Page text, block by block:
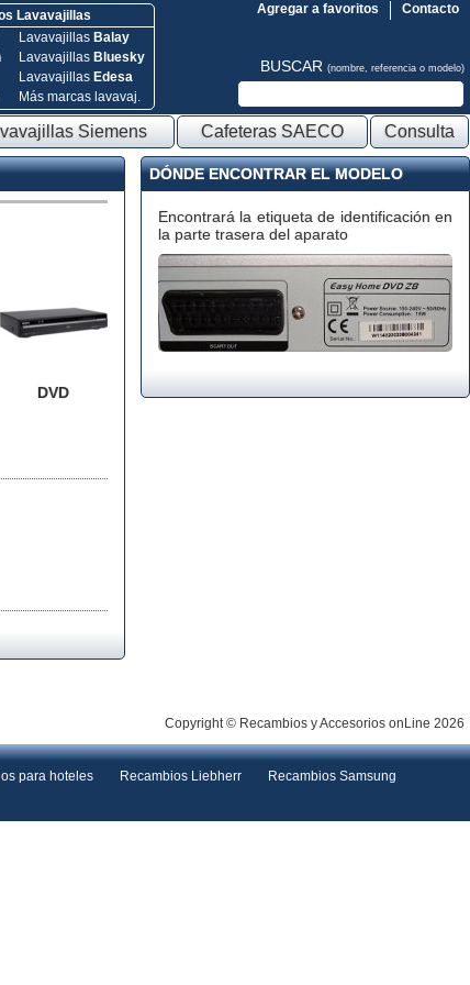
Lavavajillas
Lavavajillas Balay
Lavavajillas Bluesky
Lavavajillas Edesa
Más marcas lavavaj.
Contacto
Agregar a favoritos
BUSCAR (nombre, referencia o modelo)
Siemens Cafeteras SAECO Consulta
DVD
DÓNDE ENCONTRAR EL MODELO
Encontrará la etiqueta de identificación en
la parte trasera del aparato
Copyright © Recambios y Accesorios onLine 2026
para hoteles Recambios Liebherr
Recambios Samsung